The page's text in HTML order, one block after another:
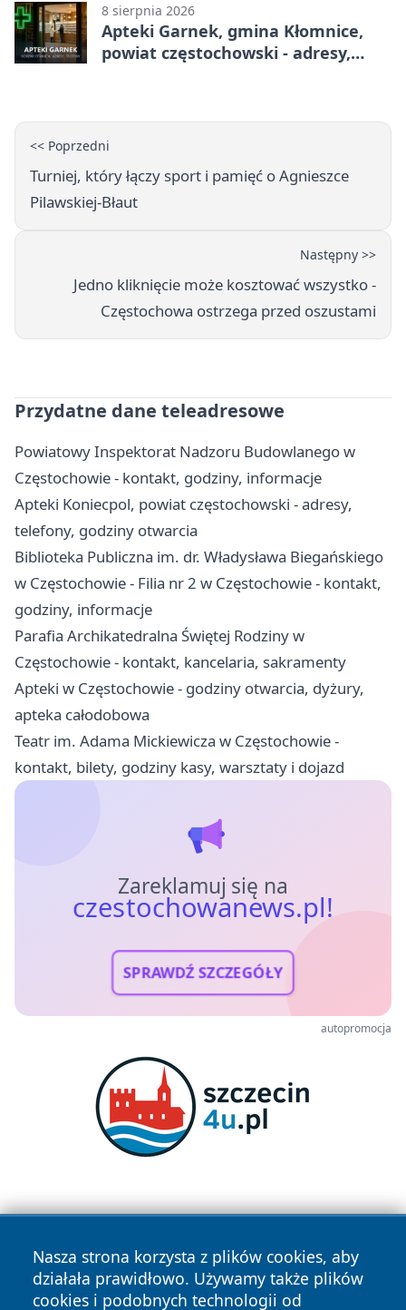
8 sierpnia 2026
Apteki Garnek, gmina Kłomnice,
powiat częstochowski - adresy,
<< Poprzedni
Turniej, który łączy sport i pamięć o Agnieszce
Pilawskiej-Błaut
Następny >>
Jedno kliknięcie może kosztować wszystko -
Częstochowa ostrzega przed oszustami
Przydatne dane teleadresowe
Powiatowy Inspektorat Nadzoru Budowlanego w
Częstochowie - kontakt, godziny, informacje
Apteki Koniecpol, powiat częstochowski - adresy,
telefony, godziny otwarcia
Biblioteka Publiczna im. dr. Władysława Biegańskiego
w Częstochowie - Filia nr 2 w Częstochowie - kontakt,
godziny, informacje
Parafia Archikatedralna Świętej Rodziny w
Częstochowie - kontakt, kancelaria, sakramenty
Apteki w Częstochowie - godziny otwarcia, dyżury,
apteka całodobowa
Teatr im. Adama Mickiewicza w Częstochowie -
kontakt, bilety, godziny kasy, warsztaty i dojazd
Zareklamuj się na
czestochowanews.pl!
SPRAWDŹ SZCZEGÓŁY
autopromocja
Nasza strona korzysta z plików cookies, aby
działała prawidłowo. Używamy także plików
cookies i podobnych technologii od
Copyright © 2026 czestochowanews.pl Wszystkie prawa